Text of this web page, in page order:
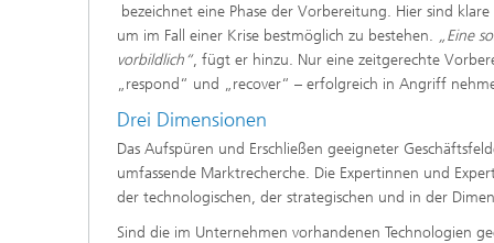
bezeichnet eine Phase der Vorbereitung. Hier sind
um im Fall einer Krise bestmöglich zu bestehen. „Eine
vorbildlich“, fügt er hinzu. Nur eine zeitgerechte
„respond“ und „recover“ – erfolgreich in Angriff
Drei Dimensionen
Das Aufspüren und Erschließen geeigneter
umfassende Marktrecherche. Die Expertinnen und
der technologischen, der strategischen und in der
Sind die im Unternehmen vorhandenen Technologien